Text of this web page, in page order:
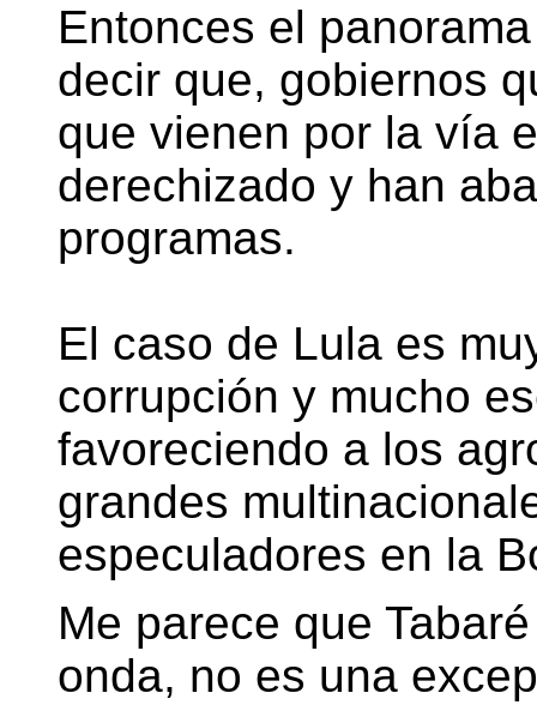
Entonces el
decir que, gobiernos
que vienen por la vía
derechizado y han
programas.
El caso de Lula es
corrupción y mucho
favoreciendo a los
grandes
especuladores en la
Me parece que
onda, no es una